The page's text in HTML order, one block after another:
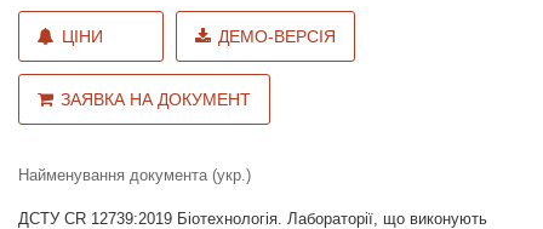
ЦІНИ ДЕМО-ВЕРСІЯ
ЗАЯВКА НА ДОКУМЕНТ
Найменування документа (укр.)
ДСТУ CR 12739:2019 Біотехнологія. Лабораторії, що виконують